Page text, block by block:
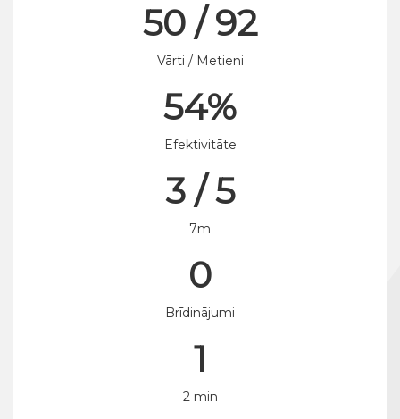
50 / 92
Vārti / Metieni
54%
Efektivitāte
3 / 5
7m
0
Brīdinājumi
1
2 min